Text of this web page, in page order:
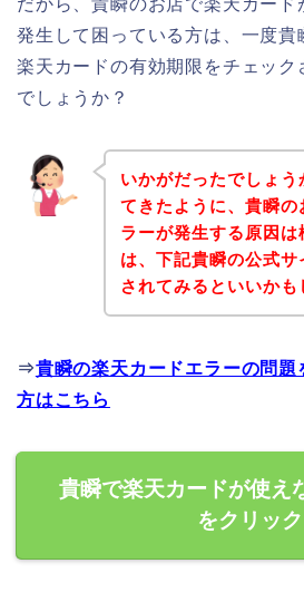
だから、貴瞬のお店で楽天カード
発生して困っている方は、一度貴
楽天カードの有効期限をチェック
でしょうか？
いかがだったでしょ
てきたように、貴瞬
ラーが発生する原因
は、下記貴瞬の公式サ
されてみるといいかも
⇒貴瞬の楽天カードエラーの問題
方はこちら
貴瞬で楽天カードが使え
をクリック